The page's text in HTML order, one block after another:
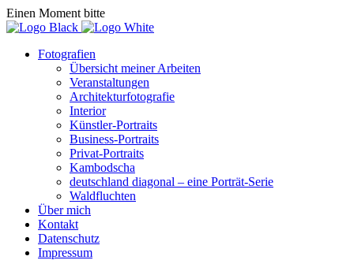
Einen Moment bitte
Fotografien
Übersicht meiner Arbeiten
Veranstaltungen
Architekturfotografie
Interior
Künstler-Portraits
Business-Portraits
Privat-Portraits
Kambodscha
deutschland diagonal – eine Porträt-Serie
Waldfluchten
Über mich
Kontakt
Datenschutz
Impressum